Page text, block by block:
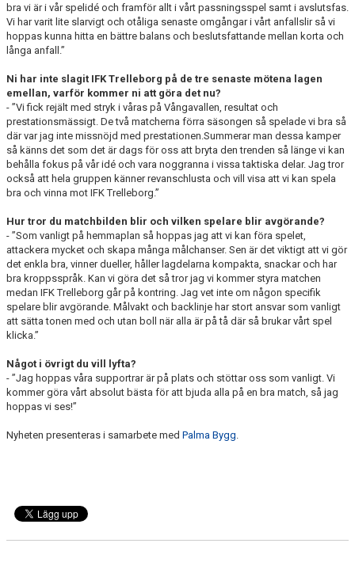
bra vi är i vår spelidé och framför allt i vårt passningsspel samt i avslutsfas.
Vi har varit lite slarvigt och otåliga senaste omgångar i vårt anfallslir så vi
hoppas kunna hitta en bättre balans och beslutsfattande mellan korta och
långa anfall.”
Ni har inte slagit IFK Trelleborg på de tre senaste mötena lagen
emellan, varför kommer ni att göra det nu?
- ”Vi fick rejält med stryk i våras på Vångavallen, resultat och
prestationsmässigt. De två matcherna förra säsongen så spelade vi bra så
där var jag inte missnöjd med prestationen.Summerar man dessa kamper
så känns det som det är dags för oss att bryta den trenden så länge vi kan
behålla fokus på vår idé och vara noggranna i vissa taktiska delar. Jag tror
också att hela gruppen känner revanschlusta och vill visa att vi kan spela
bra och vinna mot IFK Trelleborg.”
Hur tror du matchbilden blir och vilken spelare blir avgörande?
- ”Som vanligt på hemmaplan så hoppas jag att vi kan föra spelet,
attackera mycket och skapa många målchanser. Sen är det viktigt att vi gör
det enkla bra, vinner dueller, håller lagdelarna kompakta, snackar och har
bra kroppsspråk. Kan vi göra det så tror jag vi kommer styra matchen
medan IFK Trelleborg går på kontring. Jag vet inte om någon specifik
spelare blir avgörande. Målvakt och backlinje har stort ansvar som vanligt
att sätta tonen med och utan boll när alla är på tå där så brukar vårt spel
klicka.”
Något i övrigt du vill lyfta?
- ”Jag hoppas våra supportrar är på plats och stöttar oss som vanligt. Vi
kommer göra vårt absolut bästa för att bjuda alla på en bra match, så jag
hoppas vi ses!”
Nyheten presenteras i samarbete med Palma Bygg